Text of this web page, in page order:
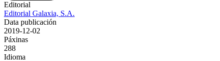
Editorial
Editorial Galaxia, S.A.
Data publicación
2019-12-02
Páxinas
288
Idioma